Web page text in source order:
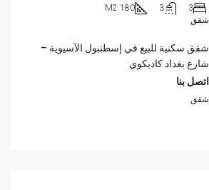
3
3
180 M2
شقق
شقق سكنية للبيع في إسطنبول الآسيوية –
شارع بغداد كاديكوي
اتصل بنا
شقق